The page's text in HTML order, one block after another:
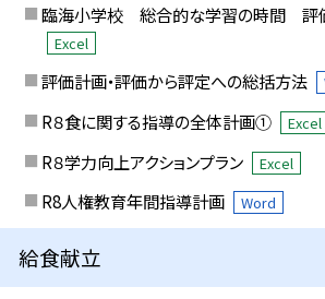
臨海小学校 総合的な学習の時間 評
Excel
評価計画・評価から評定への総括方法
R８食に関する指導の全体計画① Excel
R８学力向上アクションプラン Excel
R8人権教育年間指導計画 Word
給食献立